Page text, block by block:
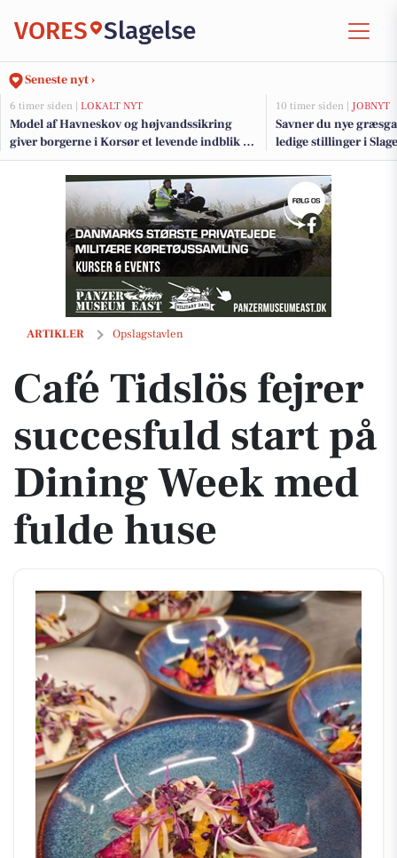
VORES Slagelse
Seneste nyt ›
6 timer siden | LOKALT NYT
Model af Havneskov og højvandssikring
giver borgerne i Korsør et levende indblik i
kommende projekt
10 timer siden | JOBNYT
Savner du nye
ledige stillinger i
ARTIKLER Opslagstavlen
Café Tidslös fejrer succesfuld start på Dining Week med fulde huse
Café Tidslös fejrer
succesfuld start på
Dining Week med
fulde huse